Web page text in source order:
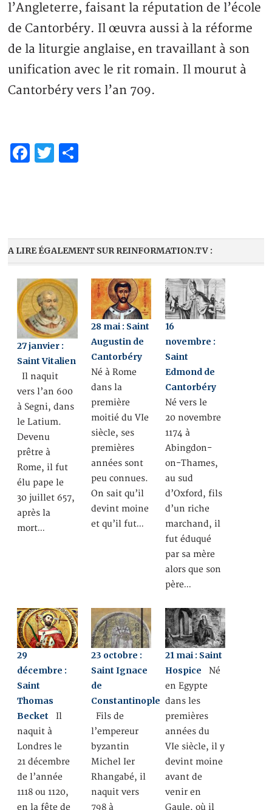
l’Angleterre, faisant la réputation de l’école
de Cantorbéry. Il œuvra aussi à la réforme
de la liturgie anglaise, en travaillant à son
unification avec le rit romain. Il mourut à
Cantorbéry vers l’an 709.
Facebook
Twitter
A LIRE ÉGALEMENT SUR REINFORMATION.TV :
27 janvier :
Saint Vitalien
Il naquit
vers l’an 600
à Segni, dans
le Latium.
Devenu
prêtre à
Rome, il fut
élu pape le
30 juillet 657,
après la
mort…
28 mai : Saint
Augustin de
Cantorbéry
Né à Rome
dans la
première
moitié du VIe
siècle, ses
premières
années sont
peu connues.
On sait qu’il
devint moine
et qu’il fut…
16
novembre :
Saint
Edmond de
Cantorbéry
Né vers le
20 novembre
1174 à
Abingdon-
on-Thames,
au sud
d’Oxford, fils
d’un riche
marchand, il
fut éduqué
par sa mère
alors que son
père…
29
décembre :
Saint
Thomas
Becket Il
naquit à
Londres le
21 décembre
de l’année
1118 ou 1120,
en la fête de
23 octobre :
Saint Ignace
de
Constantinople
Fils de
l’empereur
byzantin
Michel Ier
Rhangabé, il
naquit vers
798 à
21 mai : Saint
Hospice Né
en Egypte
dans les
premières
années du
VIe siècle, il y
devint moine
avant de
venir en
Gaule, où il